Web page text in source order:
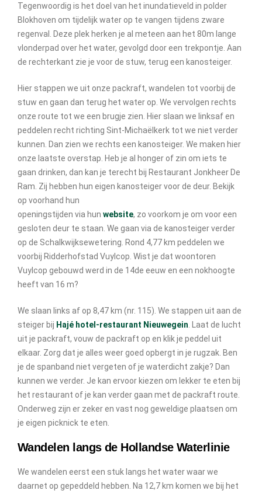
Tegenwoordig is het doel van het inundatieveld in polder
Blokhoven om tijdelijk water op te vangen tijdens zware
regenval. Deze plek herken je al meteen aan het 80m lange
vlonderpad over het water, gevolgd door een trekpontje. Aan
de rechterkant zie je voor de stuw, terug een kanosteiger.
Hier stappen we uit onze packraft, wandelen tot voorbij de
stuw en gaan dan terug het water op. We vervolgen rechts
onze route tot we een brugje zien. Hier slaan we linksaf en
peddelen recht richting Sint-Michaëlkerk tot we niet verder
kunnen. Dan zien we rechts een kanosteiger. We maken hier
onze laatste overstap. Heb je al honger of zin om iets te
gaan drinken, dan kan je terecht bij Restaurant Jonkheer De
Ram. Zij hebben hun eigen kanosteiger voor de deur. Bekijk
op voorhand hun
openingstijden via hun website, zo voorkom je om voor een
gesloten deur te staan. We gaan via de kanosteiger verder
op de Schalkwijksewetering. Rond 4,77 km peddelen we
voorbij Ridderhofstad Vuylcop. Wist je dat woontoren
Vuylcop gebouwd werd in de 14de eeuw en een nokhoogte
heeft van 16 m?
We slaan links af op 8,47 km (nr. 115). We stappen uit aan de
steiger bij Hajé hotel-restaurant Nieuwegein . Laat de lucht
uit je packraft, vouw de packraft op en klik je peddel uit
elkaar. Zorg dat je alles weer goed opbergt in je rugzak. Ben
je de spanband niet vergeten of je waterdicht zakje? Dan
kunnen we verder. Je kan ervoor kiezen om lekker te eten bij
het restaurant of je kan verder gaan met de packraft route.
Onderweg zijn er zeker en vast nog geweldige plaatsen om
je eigen picknick te eten.
Wandelen langs de Hollandse Waterlinie
We wandelen eerst een stuk langs het water waar we
daarnet op gepeddeld hebben. Na 12,7 km komen we bij het